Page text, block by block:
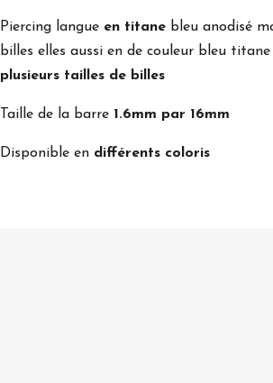
Piercing langue en titane bleu anodisé
billes elles aussi en de couleur bleu
plusieurs tailles de billes
Taille de la barre 1.6mm par 16mm
Disponible en différents coloris